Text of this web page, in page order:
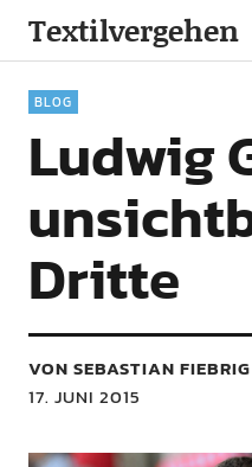
Textilvergehen
BLOG
Ludwig
Dritte
VON SEBASTIAN FIEBRIG
17. JUNI 2015